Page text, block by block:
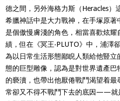
德之間，另外海格力斯（Heracles）
希臘神話中是大力戰神，在手塚原著
是個傲慢膚淺的角色，相當喜歡炫耀
績，但在《冥王‧PLUTO》中，浦澤
為以日常生活形態鄙睨人類給他豎立
態的巨型雕像，認為是對世界遺產巴
的褻瀆，也帶出他厭倦戰鬥渴望着最
常卻又不得不戰鬥下去的底因——就